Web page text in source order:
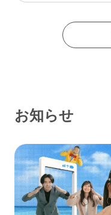
たイメージの出会い系サ
お知らせ